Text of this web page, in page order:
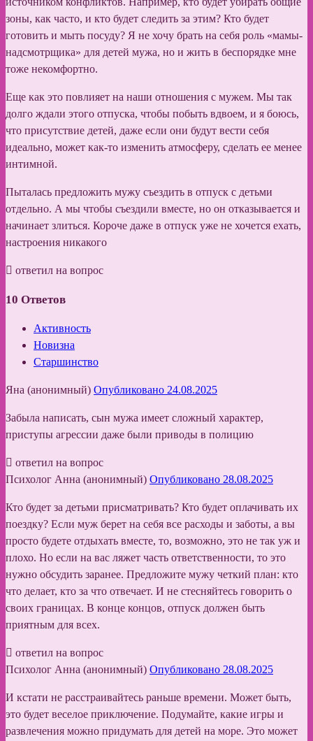
зоны, как часто, и кто будет следить за этим? Кто будет
готовить и мыть посуду? Я не хочу брать на себя роль «мамы-
надсмотрщика» для детей мужа, но и жить в беспорядке мне
тоже некомфортно.
Еще как это повлияет на наши отношения с мужем. Мы так
долго ждали этого отпуска, чтобы побыть вдвоем, и я боюсь,
что присутствие детей, даже если они будут вести себя
идеально, может как-то изменить атмосферу, сделать ее менее
интимной.
Пыталась предложить мужу съездить в отпуск с детьми
отдельно. А мы чтобы съездили вместе, но он отказывается и
начинает злиться. Короче даже в отпуск уже не хочется ехать,
настроения никакого
ответил на вопрос
10 Ответов
Активность
Новизна
Старшинство
Яна (анонимный) Опубликовано 24.08.2025
Забыла написать, сын мужа имеет сложный характер,
приступы агрессии даже были приводы в полицию
ответил на вопрос
Психолог Анна (анонимный) Опубликовано 28.08.2025
Кто будет за детьми присматривать? Кто будет оплачивать их
поездку? Если муж берет на себя все расходы и заботы, а вы
просто будете отдыхать вместе, то, возможно, это не так уж и
плохо. Но если на вас ляжет часть ответственности, то это
нужно обсудить заранее. Предложите мужу четкий план: кто
что делает, кто за что отвечает. И не стесняйтесь говорить о
своих границах. В конце концов, отпуск должен быть
приятным для всех.
ответил на вопрос
Психолог Анна (анонимный) Опубликовано 28.08.2025
И кстати не расстраивайтесь раньше времени. Может быть,
это будет веселое приключение. Подумайте, какие игры и
развлечения можно придумать для детей на море. Это может